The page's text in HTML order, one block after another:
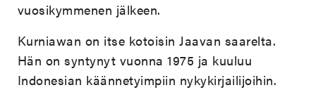
vuosikymmenen jälkeen.
Kurniawan on itse kotoisin Jaavan saarelta.
Hän on syntynyt vuonna 1975 ja kuuluu
Indonesian käännetyimpiin nykykirjailijoihin.